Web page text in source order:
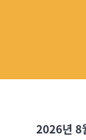
2026년 8